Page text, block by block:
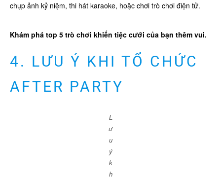
chụp ảnh kỷ niệm, thi hát karaoke, hoặc chơi trò chơi điện tử.
Khám phá top 5 trò chơi khiến tiệc cưới của bạn thêm vui.
4. LƯU Ý KHI TỔ CHỨC
AFTER PARTY
L
ư
u
ý
k
h